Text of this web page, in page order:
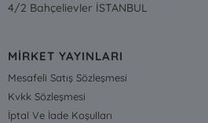
4/2 Bahçelievler İSTANBUL
MİRKET YAYINLARI
Mesafeli Satış Sözleşmesi
Kvkk Sözleşmesi
İptal Ve İade Koşulları